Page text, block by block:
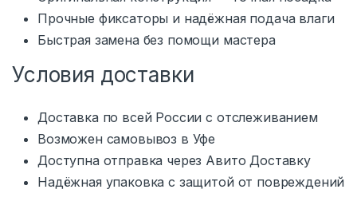
Прочные фиксаторы и надёжная подача влаги
Быстрая замена без помощи мастера
Условия доставки
Доставка по всей России с отслеживанием
Возможен самовывоз в Уфе
Доступна отправка через Авито Доставку
Надёжная упаковка с защитой от повреждений